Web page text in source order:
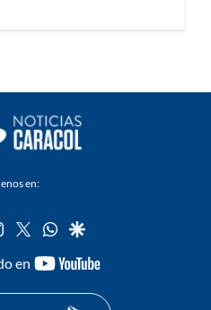
en:
instagram
twitterwhatsapp
google
en
youtube-